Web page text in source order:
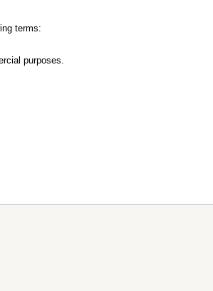
terms:
purposes.